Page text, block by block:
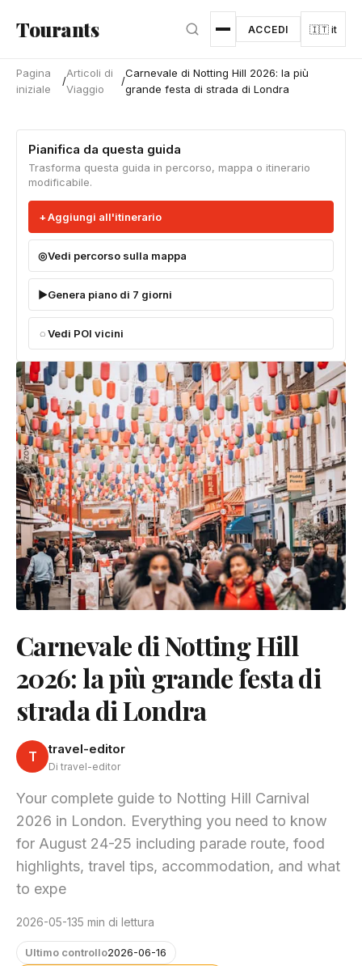
Tourants ACCEDI 🇮🇹 it
Pagina
iniziale
/
Articoli di
Viaggio
/
Carnevale di Notting Hill 2026: la più
grande festa di strada di Londra
Pianifica da questa guida
Trasforma questa guida in percorso, mappa o itinerario
modificabile.
Aggiungi all'itinerario
Vedi percorso sulla mappa
Genera piano di 7 giorni
Vedi POI vicini
Carnevale di Notting Hill
2026: la più grande festa di
strada di Londra
T travel-editor
Di travel-editor
Your complete guide to Notting Hill Carnival
2026 in London. Everything you need to know
for August 24-25 including parade route, food
highlights, travel tips, accommodation, and what
to expe
2026-05-135 min di lettura
Ultimo controllo2026-06-16